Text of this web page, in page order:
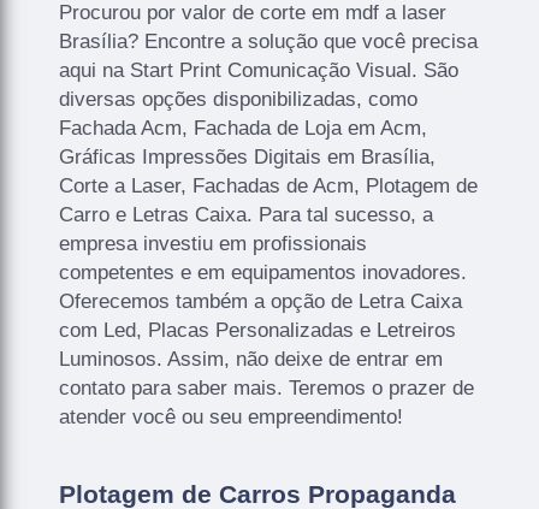
Procurou por valor de corte em mdf a laser
Brasília? Encontre a solução que você precisa
aqui na Start Print Comunicação Visual. São
diversas opções disponibilizadas, como
Fachada Acm, Fachada de Loja em Acm,
Gráficas Impressões Digitais em Brasília,
Corte a Laser, Fachadas de Acm, Plotagem de
Carro e Letras Caixa. Para tal sucesso, a
empresa investiu em profissionais
competentes e em equipamentos inovadores.
Oferecemos também a opção de Letra Caixa
com Led, Placas Personalizadas e Letreiros
Luminosos. Assim, não deixe de entrar em
contato para saber mais. Teremos o prazer de
atender você ou seu empreendimento!
Plotagem de Carros Propaganda